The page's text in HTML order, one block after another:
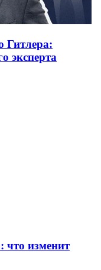
Гитлера:
эксперта
что изменит